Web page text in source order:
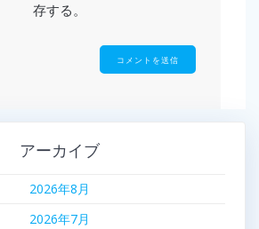
存する。
アーカイブ
2026年8月
2026年7月